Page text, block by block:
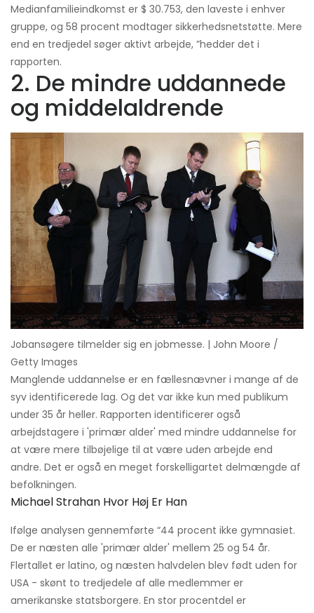
Medianfamilieindkomst er $ 30.753, den laveste i enhver
gruppe, og 58 procent modtager sikkerhedsnetstøtte. Mere
end en tredjedel søger aktivt arbejde, ”hedder det i
rapporten.
2. De mindre uddannede
og middelaldrende
Jobansøgere tilmelder sig en jobmesse. | John Moore /
Getty Images
Manglende uddannelse er en fællesnævner i mange af de
syv identificerede lag. Og det var ikke kun med publikum
under 35 år heller. Rapporten identificerer også
arbejdstagere i 'primær alder' med mindre uddannelse for
at være mere tilbøjelige til at være uden arbejde end
andre. Det er også en meget forskelligartet delmængde af
befolkningen.
Michael Strahan Hvor Høj Er Han
Ifølge analysen gennemførte “44 procent ikke gymnasiet.
De er næsten alle 'primær alder' mellem 25 og 54 år.
Flertallet er latino, og næsten halvdelen blev født uden for
USA - skønt to tredjedele af alle medlemmer er
amerikanske statsborgere. En stor procentdel er